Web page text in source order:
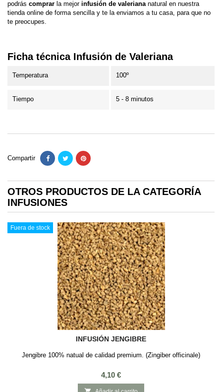
podrás comprar la mejor infusión de valeriananatural en nuestra
tienda online de forma sencilla y te la enviamos a tu casa, para que no
te preocupes.
Ficha técnica Infusión de Valeriana
Temperatura 100º
Tiempo 5 - 8 minutos
Compartir
OTROS PRODUCTOS DE LA CATEGORÍA
INFUSIONES
Fuera de stock
INFUSIÓN JENGIBRE
Jengibre 100% natual de calidad premium. (Zingiber officinale)
Precio
4,10 €